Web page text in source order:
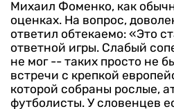
Михаил Фоменко, как
оценках. На вопрос,
ответил обтекаемо: «Это
ответной игры. Слабый
не мог -- таких просто не
встречи с крепкой
которой собраны рослые,
футболисты. У словенцев